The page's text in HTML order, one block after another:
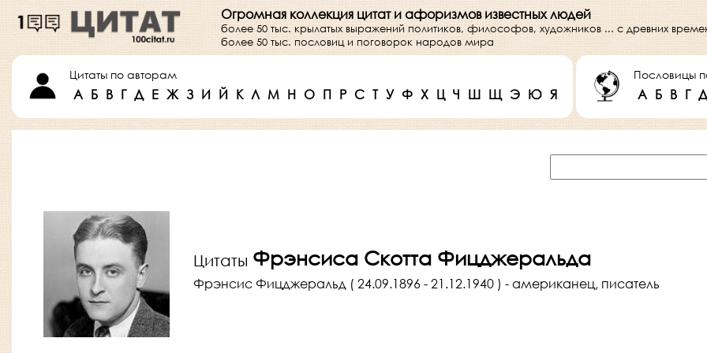
Огромная коллекция цитат и афоризмов известных людей
более 50 тыс. крылатых выражений политиков, философов, художников ... с древних
более 50 тыс. пословиц и поговорок народов мира
Цитаты по авторам
А Б В Г Д Е Ж З И Й К Л М Н О П Р С Т У Ф Х Ц Ч Ш Щ Э Ю Я
Пословицы
А Б В Г Д
Цитаты Фрэнсиса Скотта Фицджеральда
Фрэнсис Фицджеральд ( 24.09.1896 - 21.12.1940 ) - американец, писатель